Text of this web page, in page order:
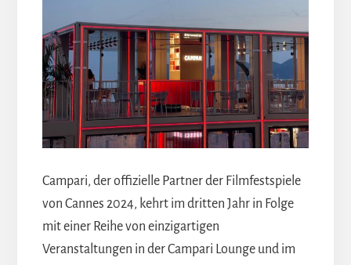
Campari, der offizielle Partner der Filmfestspiele
von Cannes 2024, kehrt im dritten Jahr in Folge
mit einer Reihe von einzigartigen
Veranstaltungen in der Campari Lounge und im